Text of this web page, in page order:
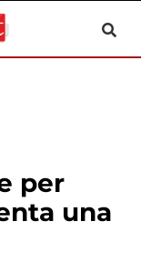
per
una